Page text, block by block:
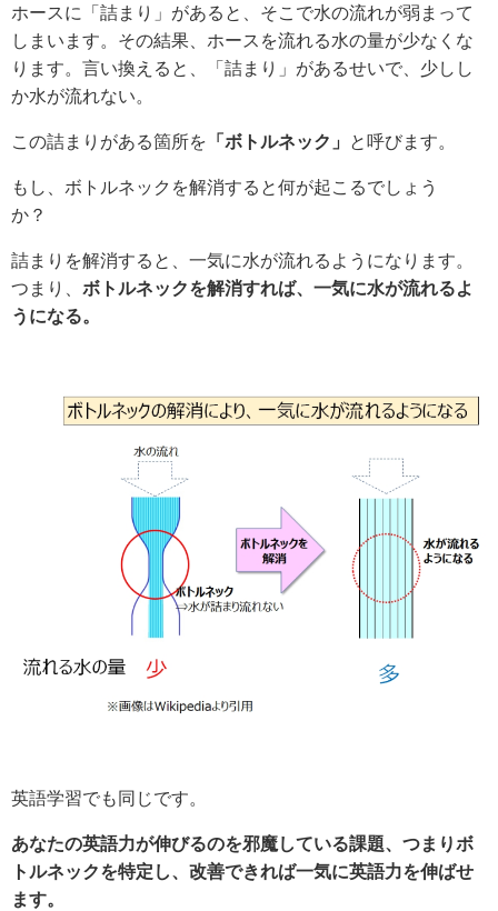
ホースに「詰まり」があると、そこで水の流れが弱まって
しまいます。その結果、ホースを流れる水の量が少なくな
ります。言い換えると、「詰まり」があるせいで、少しし
か水が流れない。
この詰まりがある箇所を 「ボトルネック」 と呼びます。
もし、ボトルネックを解消すると何が起こるでしょう
か？
詰まりを解消すると、一気に水が流れるようになります。
つまり、 ボトルネックを解消すれば、一気に水が流れるよ
うになる。
英語学習でも同じです。
あなたの英語力が伸びるのを邪魔している課題、つまりボ
トルネックを特定し、改善できれば一気に英語力を伸ばせ
ます。